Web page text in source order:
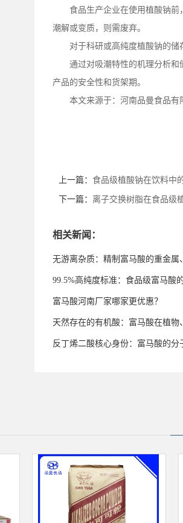
食品生产企业在使用植酸钠
潮解或变质，则需废弃。
对于科研或高纯度植酸钠的储
通过对吸潮特性的机理分析
产品的安全性和货架期。
本文来源于：河南品曼食品有
上一篇： 食品级植酸钠在饮料中
下一篇： 离子交换树脂在食品级
相关新闻：
无游离杂质：精制富马酸的重金属
99.5%高纯度标准：食品级富马酸
富马酸河南厂家哪家更优惠？
天然存在的有机酸：富马酸在植
反丁烯二酸核心身份：富马酸的